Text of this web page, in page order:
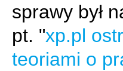
sprawy był
pt. "xp.pl
teoriami o